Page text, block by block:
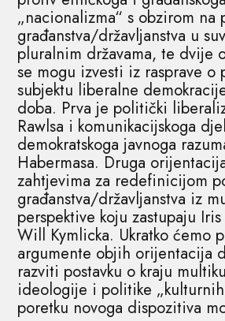
„nacionalizma“ s obzirom na
građanstva/državljanstva u
pluralnim državama, te dvije
se mogu izvesti iz rasprave o
subjektu liberalne
doba. Prva je politički
Rawlsa i komunikacijskoga
demokratskoga javnoga
Habermasa. Druga
zahtjevima za redefinicijom
građanstva/državljanstva iz
perspektive koju zastupaju
Will Kymlicka. Ukratko ćemo
argumente objih orijentacija
razviti postavku o kraju
ideologije i politike
poretku novoga dispozitiva